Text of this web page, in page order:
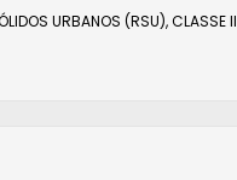
URBANOS (RSU), CLASSE II